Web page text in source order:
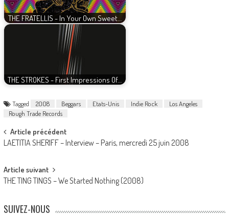
THE FRATELLIS - In Your Own Sweet…
THE STROKES - First Impressions Of…
Tagged 2008 Beggars Etats-Unis Indie Rock
Los Angeles
Rough Trade Records
Post
navigation
Article précédent
LAETITIA SHERIFF – Interview – Paris, mercredi 25 juin 2008
Article suivant
THE TING TINGS – We Started Nothing (2008)
SUIVEZ-NOUS